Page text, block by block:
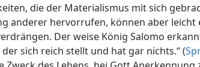
die der Materialismus mit sich
anderer hervorrufen, können aber leicht
Der weise König Salomo
der sich reich stellt und hat gar nichts.“ (